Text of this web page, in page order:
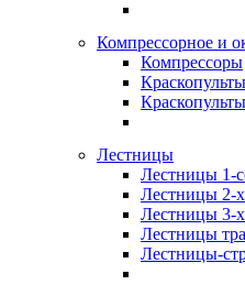
Компрессорное и
Компрессоры
Лестницы
Лестницы 1-
Лестницы 2-
Лестницы 3-
Лестницы
Лестницы-